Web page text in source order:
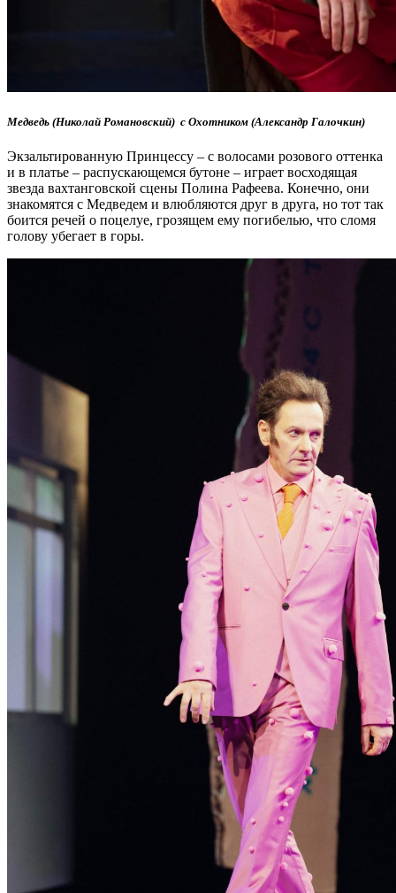
Медведь (Николай Романовский) с Охотником (Александр Галочкин)
Экзальтированную Принцессу – с волосами розового оттенка
и в платье – распускающемся бутоне – играет восходящая
звезда вахтанговской сцены Полина Рафеева. Конечно, они
знакомятся с Медведем и влюбляются друг в друга, но тот так
боится речей о поцелуе, грозящем ему погибелью, что сломя
голову убегает в горы.